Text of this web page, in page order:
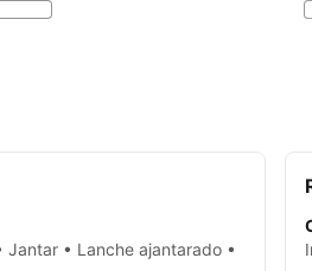
Jantar • Lanche ajantarado •